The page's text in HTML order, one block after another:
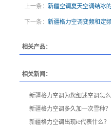
上一条： 新疆空调夏天空调结冰
下一条： 新疆格力空调变频和定
相关产品：
相关新闻：
新疆格力空调为您细述空调怎
新疆格力空调多久加一次雪种？
新疆格力空调出现ic代表什么？